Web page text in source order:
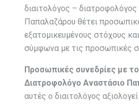
διαιτολόγος –
Παπαλαζάρου θέτει
εξατομικευμένους στόχους
σύμφωνα με τις προσωπικές
Προσωπικές συνεδρίες με
Διατροφολόγο Αναστάσιο
αυτές ο διαιτολόγος